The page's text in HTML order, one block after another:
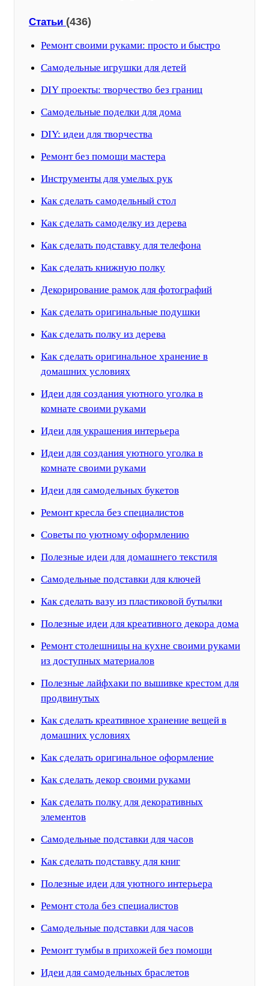
Статьи (436)
Ремонт своими руками: просто и быстро
Самодельные игрушки для детей
DIY проекты: творчество без границ
Самодельные поделки для дома
DIY: идеи для творчества
Ремонт без помощи мастера
Инструменты для умелых рук
Как сделать самодельный стол
Как сделать самоделку из дерева
Как сделать подставку для телефона
Как сделать книжную полку
Декорирование рамок для фотографий
Как сделать оригинальные подушки
Как сделать полку из дерева
Как сделать оригинальное хранение в
домашних условиях
Идеи для создания уютного уголка в
комнате своими руками
Идеи для украшения интерьера
Идеи для создания уютного уголка в
комнате своими руками
Идеи для самодельных букетов
Ремонт кресла без специалистов
Советы по уютному оформлению
Полезные идеи для домашнего текстиля
Самодельные подставки для ключей
Как сделать вазу из пластиковой бутылки
Полезные идеи для креативного декора дома
Ремонт столешницы на кухне своими руками
из доступных материалов
Полезные лайфхаки по вышивке крестом для
продвинутых
Как сделать креативное хранение вещей в
домашних условиях
Как сделать оригинальное оформление
Как сделать декор своими руками
Как сделать полку для декоративных
элементов
Самодельные подставки для часов
Как сделать подставку для книг
Полезные идеи для уютного интерьера
Ремонт стола без специалистов
Самодельные подставки для часов
Ремонт тумбы в прихожей без помощи
Идеи для самодельных браслетов